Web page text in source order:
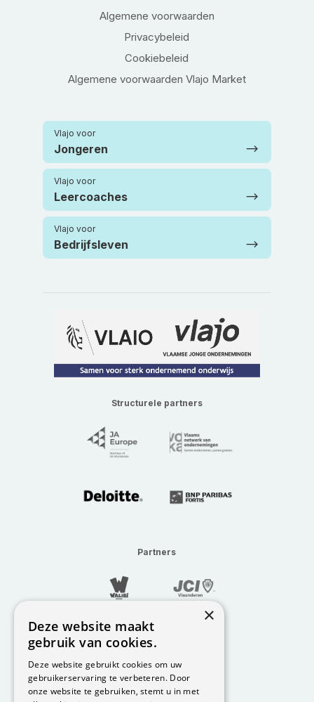
Algemene voorwaarden
Privacybeleid
Cookiebeleid
Algemene voorwaarden Vlajo Market
Vlajo voor
Jongeren
Vlajo voor
Leercoaches
Vlajo voor
Bedrijfsleven
Structurele partners
Partners
×
Deze website maakt
gebruik van cookies.
Deze website gebruikt cookies om uw
gebruikerservaring te verbeteren. Door
onze website te gebruiken, stemt u in met